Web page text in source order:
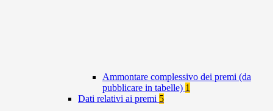
Ammontare complessivo dei premi (da
pubblicare in tabelle) 1
Dati relativi ai premi 5